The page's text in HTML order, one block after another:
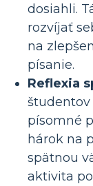
dosiahli.
rozvíjať
na
písanie.
Reflexia
študentov
písomné
hárok na
spätnou
aktivita